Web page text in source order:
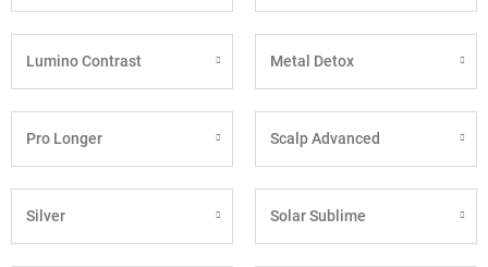
Lumino Contrast Metal Detox
Pro Longer Scalp Advanced
Silver Solar Sublime